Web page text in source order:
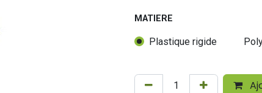
MATIERE
Plastique rigide